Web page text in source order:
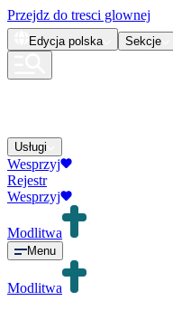
Przejdz do tresci glownej
Edycja polska Sekcje
Usługi
Wesprzyj
Rejestr
Wesprzyj
Modlitwa
Menu
Modlitwa